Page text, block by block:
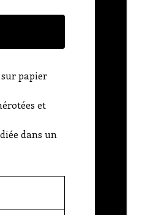
papier
et
dans un